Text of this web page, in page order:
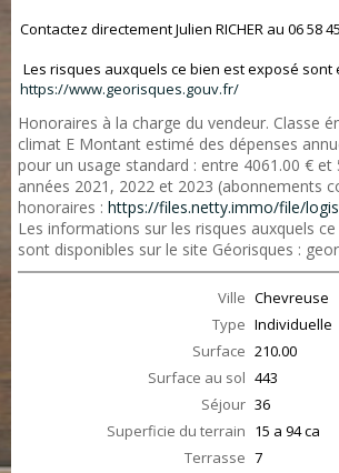
Contactez directement Julien RICHER au 06 58
Les risques auxquels ce bien est exposé sont
https://www.georisques.gouv.fr/
Honoraires à la charge du vendeur. Classe
climat E Montant estimé des dépenses
pour un usage standard : entre 4061.00 € et
années 2021, 2022 et 2023 (abonnements
honoraires : https://files.netty.immo/file/
Les informations sur les risques auxquels
sont disponibles sur le site Géorisques :
Ville Chevreuse
Type Individuelle
Surface 210.00
Surface au sol 443
Séjour 36
Superficie du terrain 15 a 94 ca
Terrasse 7